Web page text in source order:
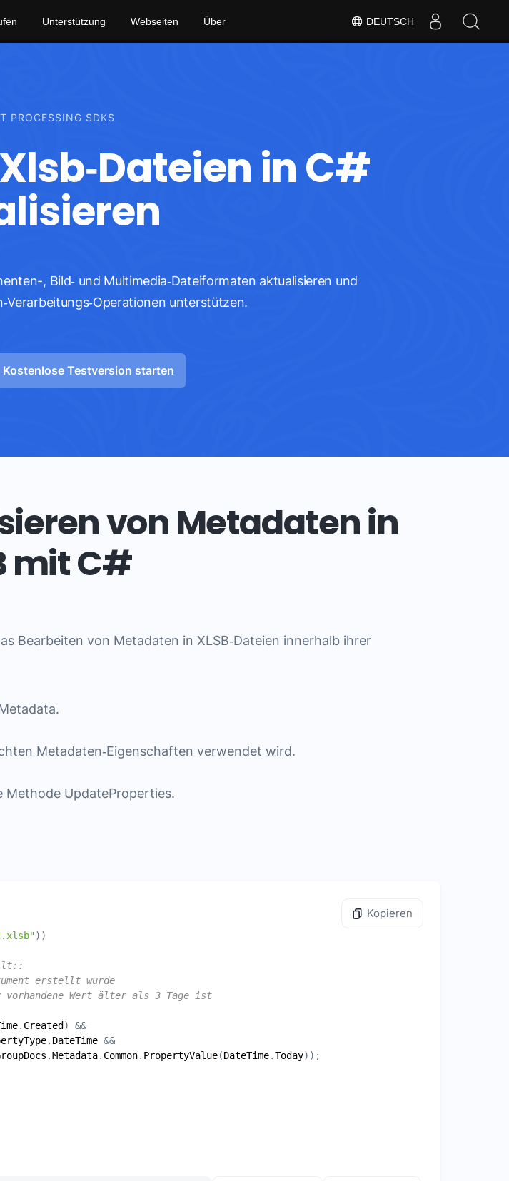
DEUTSCH
Unterstützung Webseiten Über
PROCESSING SDKS
in C#
, Bild‑ und Multimedia‑Dateiformaten aktualisieren und
unterstützen.
Kostenlose Testversion starten
von Metadaten in
mit C#
Bearbeiten von Metadaten in XLSB‑Dateien innerhalb ihrer
Metadaten‑Eigenschaften verwendet wird.
Methode UpdateProperties.
Kopieren
erstellt wurde
Wert älter als 3 Tage ist
. Created
. DateTime
.Metadata. Common. PropertyValue(DateTime.Today